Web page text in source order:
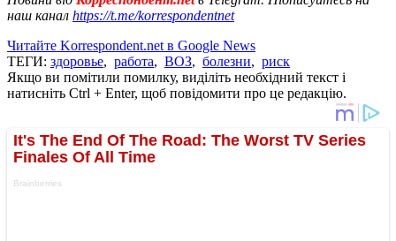
наш канал https://t.me/korrespondentnet
Читайте Korrespondent.net в Google News
ТЕГИ: здоровье, работа, ВОЗ, болезни, риск
Якщо ви помітили помилку, виділіть необхідний текст і
натисніть Ctrl + Enter, щоб повідомити про це редакцію.